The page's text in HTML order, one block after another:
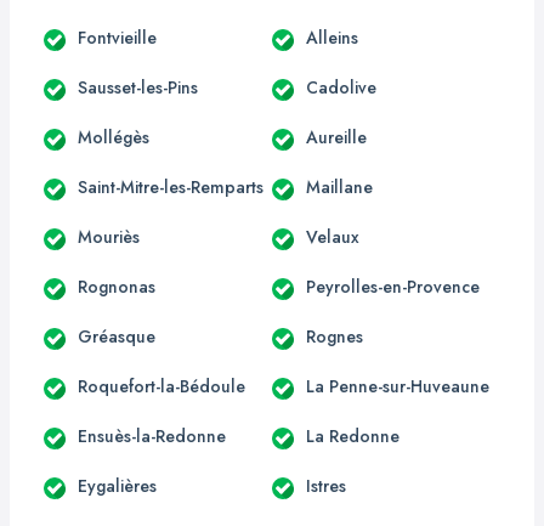
Fontvieille Alleins
Sausset-les-Pins Cadolive
Mollégès Aureille
Saint-Mitre-les-Remparts Maillane
Mouriès Velaux
Rognonas Peyrolles-en-Provence
Gréasque Rognes
Roquefort-la-Bédoule La Penne-sur-Huveaune
Ensuès-la-Redonne La Redonne
Eygalières Istres